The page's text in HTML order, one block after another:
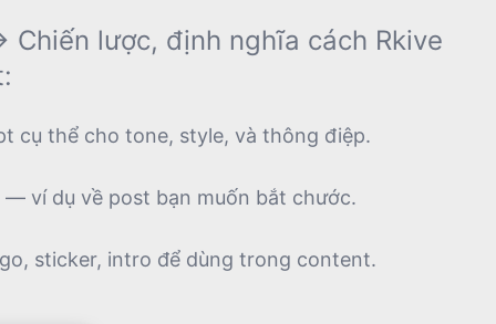
Chiến lược, định nghĩa cách Rkive
cụ thể cho tone, style, và thông điệp.
— ví dụ về post bạn muốn bắt chước.
sticker, intro để dùng trong content.